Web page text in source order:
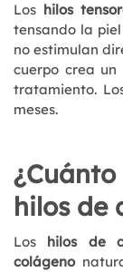
Los hilos
tensando la
no estimulan
cuerpo crea un
tratamiento.
meses.
hilos de
Los hilos de
colágeno